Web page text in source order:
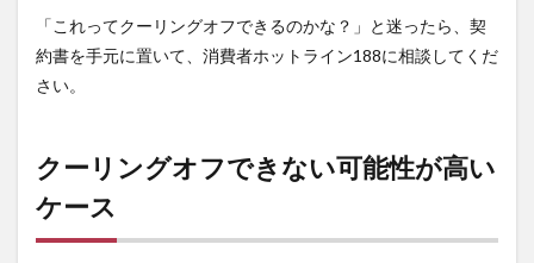
ればい
か？
11
パー
ルジ
「これってクーリングオフできるのかな？」と迷ったら、契
約書を手元に置いて、消費者ホットライン188に相談してくだ
さい。
クーリングオフできない可能性が高い
ケース